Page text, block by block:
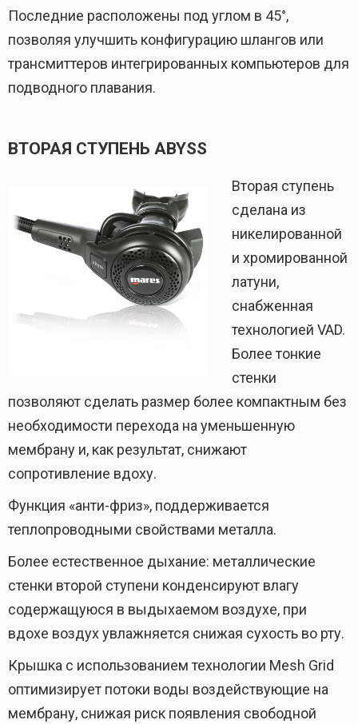
Последние расположены под углом в 45°,
позволяя улучшить конфигурацию шлангов или
трансмиттеров интегрированных компьютеров для
подводного плавания.
ВТОРАЯ СТУПЕНЬ ABYSS
Вторая ступень
сделана из
никелированной
и хромированной
латуни,
снабженная
технологией VAD.
Более тонкие
стенки
позволяют сделать размер более компактным без
необходимости перехода на уменьшенную
мембрану и, как результат, снижают
сопротивление вдоху.
Функция «анти-фриз», поддерживается
теплопроводными свойствами металла.
Более естественное дыхание: металлические
стенки второй ступени конденсируют влагу
содержащуюся в выдыхаемом воздухе, при
вдохе воздух увлажняется снижая сухость во рту.
Крышка с использованием технологии Mesh Grid
оптимизирует потоки воды воздействующие на
мембрану, снижая риск появления свободной